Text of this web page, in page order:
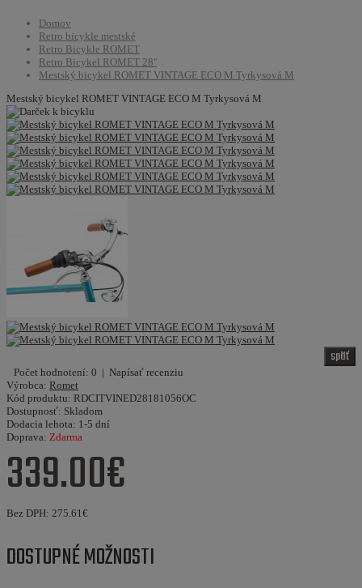
Domov
Retro bicykle mestské
Retro Bicykle ROMET
Retro Bicykel ROMET 28''
Mestský bicykel ROMET VINTAGE ECO M Tyrkysová M
Mestský bicykel ROMET VINTAGE ECO M Tyrkysová M
späť
Počet hodnotení: 0 | Napísať recenziu
Výrobca: Romet
Kód produktu: RDCITVINED28181056OC
Dostupnosť: Skladom
Dodacia lehota: 1-5 dní
Doprava: Zdarma
339.00€
Bez DPH: 275.61€
DOSTUPNÉ MOŽNOSTI